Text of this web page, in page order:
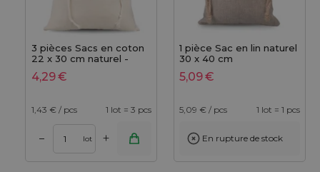
3 pièces Sacs en coton
22 x 30 cm naturel -
4,29€
1,43 € / pcs 1 lot = 3 pcs
– lot +
1 pièce Sac en lin naturel
30 x 40 cm
5,09€
5,09 € / pcs 1 lot = 1 pcs
En rupture de stock